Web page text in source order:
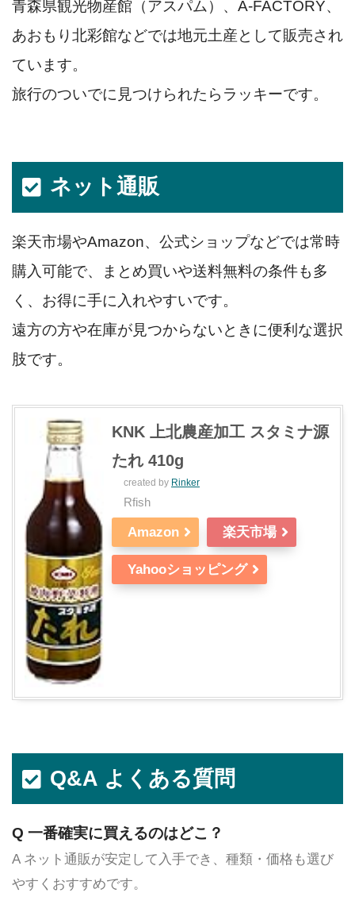
青森県観光物産館（アスパム）、A‑FACTORY、
あおもり北彩館などでは地元土産として販売され
ています。
旅行のついでに見つけられたらラッキーです。
ネット通販
楽天市場やAmazon、公式ショップなどでは常時
購入可能で、まとめ買いや送料無料の条件も多
く、お得に手に入れやすいです。
遠方の方や在庫が見つからないときに便利な選択
肢です。
KNK 上北農産加工 スタミナ源
たれ 410g
created by Rinker
Rfish
Amazon 楽天市場
Yahooショッピング
Q&A よくある質問
Q 一番確実に買えるのはどこ？
A ネット通販が安定して入手でき、種類・価格も選び
やすくおすすめです。